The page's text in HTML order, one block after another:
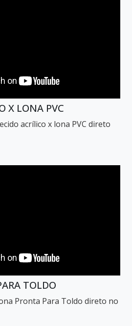
X LONA PVC
acrílico x lona PVC direto
TOLDO
Pronta Para Toldo direto no